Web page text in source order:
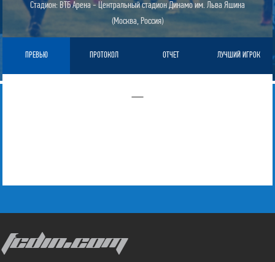
Стадион: ВТБ Арена - Центральный стадион Динамо им. Льва Яшина
(Москва, Россия)
ПРЕВЬЮ ПРОТОКОЛ ОТЧЕТ ЛУЧШИЙ ИГРОК
—
FCDIN.COM